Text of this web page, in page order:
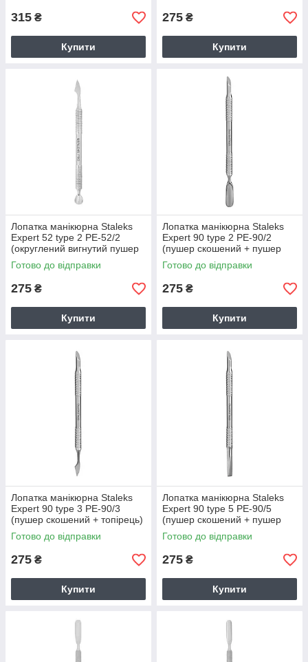
315 ₴
Купити
275 ₴
Купити
Лопатка манікюрна Staleks
Expert 52 type 2 PE-52/2
(округлений вигнутий пушер
+ топірець)
Готово до відправки
275 ₴
Купити
Лопатка манікюрна Staleks
Expert 90 type 2 PE-90/2
(пушер скошений + пушер
округлий широкий)
Готово до відправки
275 ₴
Купити
Лопатка манікюрна Staleks
Expert 90 type 3 PE-90/3
(пушер скошений + топірець)
Готово до відправки
275 ₴
Купити
Лопатка манікюрна Staleks
Expert 90 type 5 PE-90/5
(пушер скошений + пушер
прямий)
Готово до відправки
275 ₴
Купити